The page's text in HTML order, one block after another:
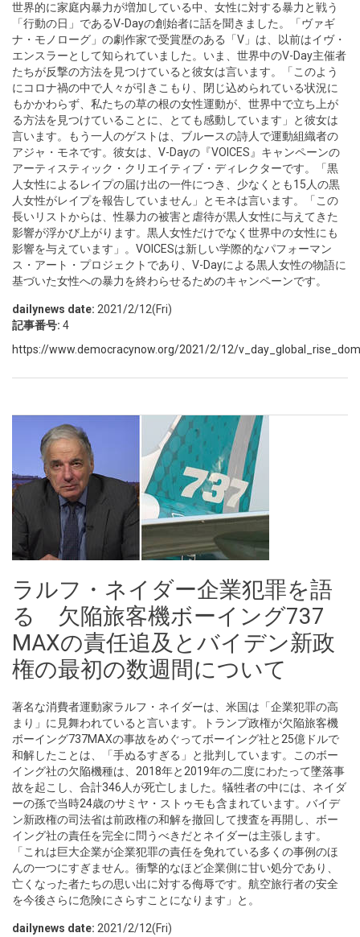
世界的に家庭内暴力が増加している中、女性に対する暴力と戦う
「行動の日」であるV-Dayの創始者に話を聞きました。「ヴァギ
ナ・モノローグ」の劇作家で受賞歴のある「V」は、以前はイヴ・
エンスラーとして知られていました。いま、世界中のV-Day主催者
たちが反撃の方法を見つけていると彼女は言います。「このよう
にコロナ禍の中で人々が引きこもり、閉じ込められている状況に
もかかわらず、私たちの草の根の女性運動が、世界中で立ち上が
る方法を見つけていることに、とても感動しています」と彼女は
言います。もう一人のゲストは、ブルースの詩人で運動組織者の
アジャ・モネです。彼女は、V-Dayの『VOICES』キャンペーンの
アーティスティック・クリエイティブ・ディレクターです。「黒
人女性によるレイプの届け出の一件につき、少なくとも15人の黒
人女性がレイプを報告していません」とモネは言います。「この
長いリストからは、性暴力の被害と虐待が黒人女性に与えてきた
影響が浮かび上がります。黒人女性だけでなく世界中の女性にも
影響を与えています」。VOICESは新しい学際的なパフォーマン
ス・アート・プロジェクトであり、V-Dayによる黒人女性の物語に
基づいた女性への暴力を終わらせるためのキャンペーンです。
dailynews date: 2021/2/12(Fri)
記事番号: 4
https://www.democracynow.org/2021/2/12/
ラルフ・ネイダー企業犯罪を語
る 欠陥旅客機ボーイング737
MAXの責任追及とバイデン新政
権の最初の数週間について
著名な消費者運動家ラルフ・ネイダーは、米国は「企業犯罪の高
まり」に見舞われていると言います。トランプ政権が欠陥旅客機
ボーイング737MAXの事故をめぐってボーイング社と25億ドルで
和解したことは、「手ぬるすぎる」と批判しています。このボー
イング社の欠陥機種は、2018年と2019年の二度にわたって墜落事
故を起こし、合計346人が死亡しました。犠牲者の中には、ネイダ
ーの孫で当時24歳のサミヤ・ストゥモも含まれています。バイデ
ン新政権の司法省は前政権の和解を撤回して捜査を再開し、ボー
イング社の責任を完全に問うべきだとネイダーは主張します。
「これは巨大企業が企業犯罪の責任を免れている多くの事例のほ
んの一つにすぎません。衝撃的なほど企業側に甘い処分であり、
亡くなった者たちの思い出に対する侮辱です。航空旅行者の安全
を今後さらに危険にさらすことになります」と。
dailynews date: 2021/2/12(Fri)